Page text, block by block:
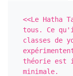
<<Le Hatha
tous. Ce
classes de
théorie est
minimale.